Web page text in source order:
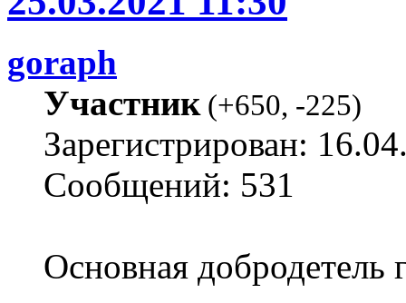
goraph
Участник(+650, -225)
Зарегистрирован:
Сообщений: 531
Основная добродетель